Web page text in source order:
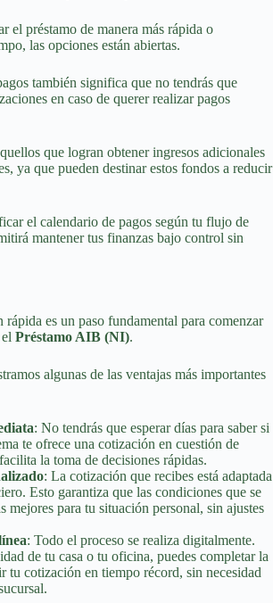
el préstamo de manera más rápida o
las opciones están abiertas.
también significa que no tendrás que
en caso de querer realizar pagos
que logran obtener ingresos adicionales
ya que pueden destinar estos fondos a reducir
el calendario de pagos según tu flujo de
mantener tus finanzas bajo control sin
es un paso fundamental para comenzar
Préstamo AIB (NI).
algunas de las ventajas más importantes
: No tendrás que esperar días para saber si
te ofrece una cotización en cuestión de
la toma de decisiones rápidas.
: La cotización que recibes está adaptada
Esto garantiza que las condiciones que se
mejores para tu situación personal, sin ajustes
: Todo el proceso se realiza digitalmente.
de tu casa o tu oficina, puedes completar la
tu cotización en tiempo récord, sin necesidad